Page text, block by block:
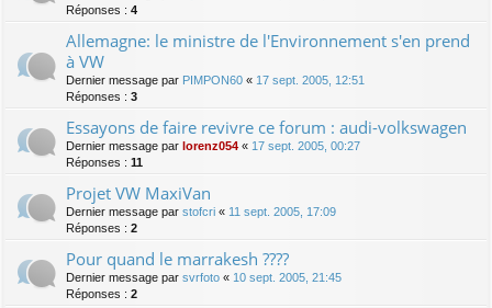
Réponses : 4
Allemagne: le ministre de l'Environnement s'en prend
à VW
Dernier message par PIMPON60 « 17 sept. 2005, 12:51
Réponses : 3
Essayons de faire revivre ce forum : audi-volkswagen
Dernier message par lorenz054 « 17 sept. 2005, 00:27
Réponses : 11
Projet VW MaxiVan
Dernier message par stofcri « 11 sept. 2005, 17:09
Réponses : 2
Pour quand le marrakesh ????
Dernier message par svrfoto « 10 sept. 2005, 21:45
Réponses : 2